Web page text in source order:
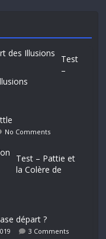
Test
–
No Comments
Test – Pattie et
la Colère de
départ ?
3 Comments